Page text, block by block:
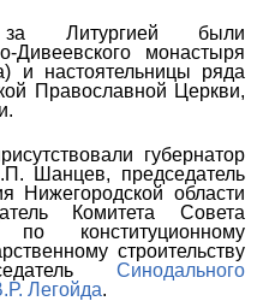
Литургией были
Дивеевского монастыря
и настоятельницы ряда
Православной Церкви,
губернатор
Шанцев, председатель
Нижегородской области
Комитета Совета
строительству
Синодального
Легойда.